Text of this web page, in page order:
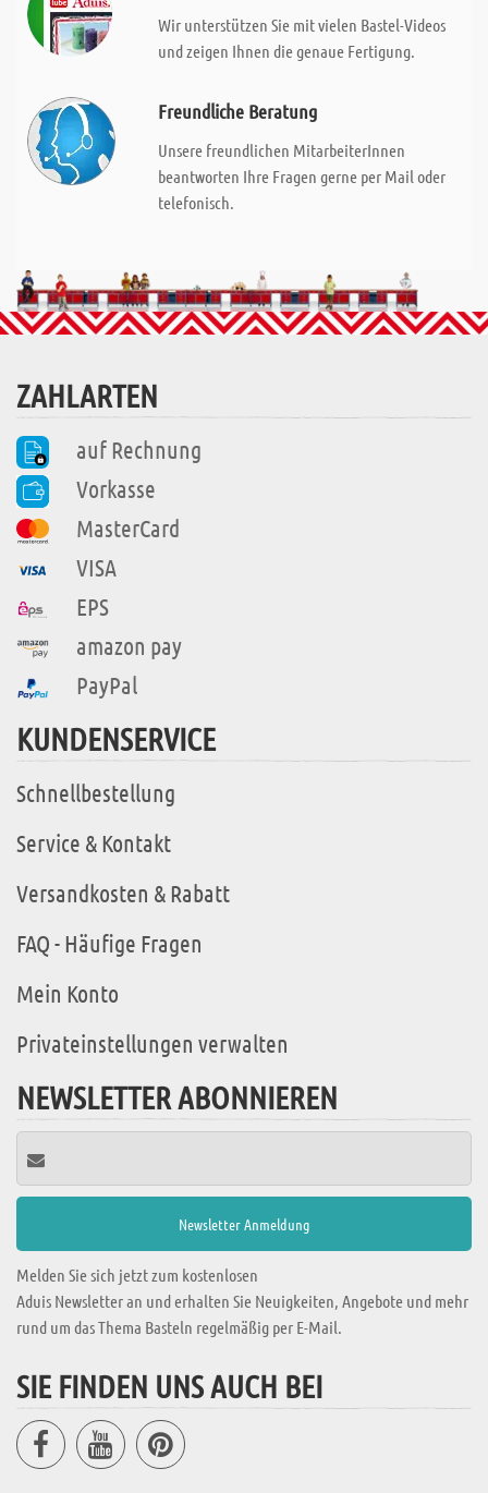
Wir unterstützen Sie mit vielen Bastel-Videos
und zeigen Ihnen die genaue Fertigung.
Freundliche Beratung
Unsere freundlichen MitarbeiterInnen
beantworten Ihre Fragen gerne per Mail oder
telefonisch.
ZAHLARTEN
auf Rechnung
Vorkasse
MasterCard
VISA
EPS
amazon pay
PayPal
KUNDENSERVICE
Schnellbestellung
Service & Kontakt
Versandkosten & Rabatt
FAQ - Häufige Fragen
Mein Konto
Privateinstellungen verwalten
NEWSLETTER ABONNIEREN
Melden Sie sich jetzt zum kostenlosen
Aduis Newsletter an und erhalten Sie Neuigkeiten, Angebote und mehr
rund um das Thema Basteln regelmäßig per E-Mail.
SIE FINDEN UNS AUCH BEI